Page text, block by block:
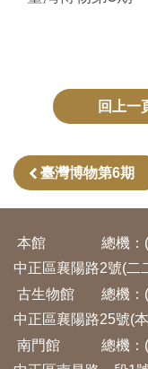
回上一
臺灣博物第6期
本館 總機：
中正區襄陽路2號(二
古生物館
總機：
中正區襄陽路25號(
南門館
總機：